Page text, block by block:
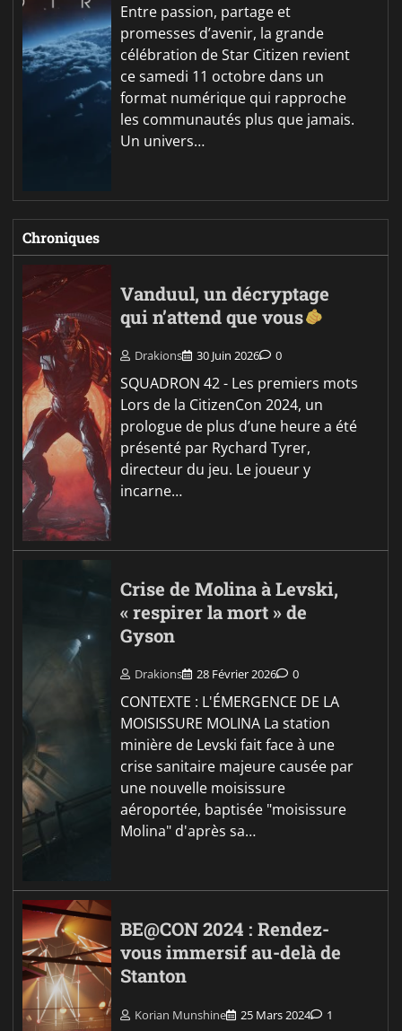
Entre passion, partage et
promesses d’avenir, la grande
célébration de Star Citizen revient
ce samedi 11 octobre dans un
format numérique qui rapproche
les communautés plus que jamais.
Un univers…
Chroniques
Vanduul, un décryptage
qui n’attend que vous
Drakions 30 Juin 2026 0
SQUADRON 42 - Les premiers mots
Lors de la CitizenCon 2024, un
prologue de plus d’une heure a été
présenté par Rychard Tyrer,
directeur du jeu. Le joueur y
incarne…
Crise de Molina à Levski,
« respirer la mort » de
Gyson
Drakions 28 Février 2026 0
CONTEXTE : L'ÉMERGENCE DE LA
MOISISSURE MOLINA La station
minière de Levski fait face à une
crise sanitaire majeure causée par
une nouvelle moisissure
aéroportée, baptisée "moisissure
Molina" d'après sa…
BE@CON 2024 : Rendez-
vous immersif au-delà de
Stanton
Korian Munshine 25 Mars 2024 1